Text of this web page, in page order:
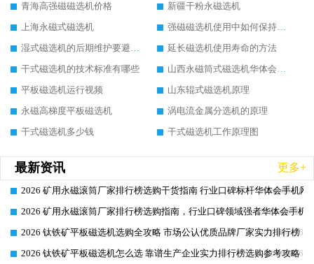
青海高强磁磁选机价格
新疆干粉永磁选机
上海永磁式磁选机
强磁磁选机使用中如何保持其顺畅运行
湿式磁选机的后期维护要避开哪些坑
延长磁选机使用寿命的方法
干式磁选机的技术标准有哪些
山西永磁筒式磁选机华体会手机网页版-华体会(中国)
平板磁选机运行视频
山东辊式磁选机原理
永磁高梯度平板磁选机
涡电流金属分选机的原理
干式磁选机多少钱
干式磁选机工作原理图
最新资讯 更多+
2026-06-26
2026 矿用永磁滚筒厂家排行榜选购干货指南 行业口碑标杆华体会手机网
2026-06-26
2026 矿用永磁滚筒厂家排行榜选购指南，行业口碑领域强者华体会手机
2026-06-26
2026 钛铁矿平板磁选机选购全攻略 市场公认优质品牌厂家实力排行榜
2026-06-26
2026 钛铁矿平板磁选机怎么选 靠谱生产企业实力排行榜选购参考攻略